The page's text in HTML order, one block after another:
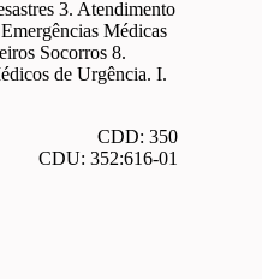
3. Atendimento
Médicas
Socorros 8.
de Urgência. I.
CDD: 350
CDU: 352:616-01